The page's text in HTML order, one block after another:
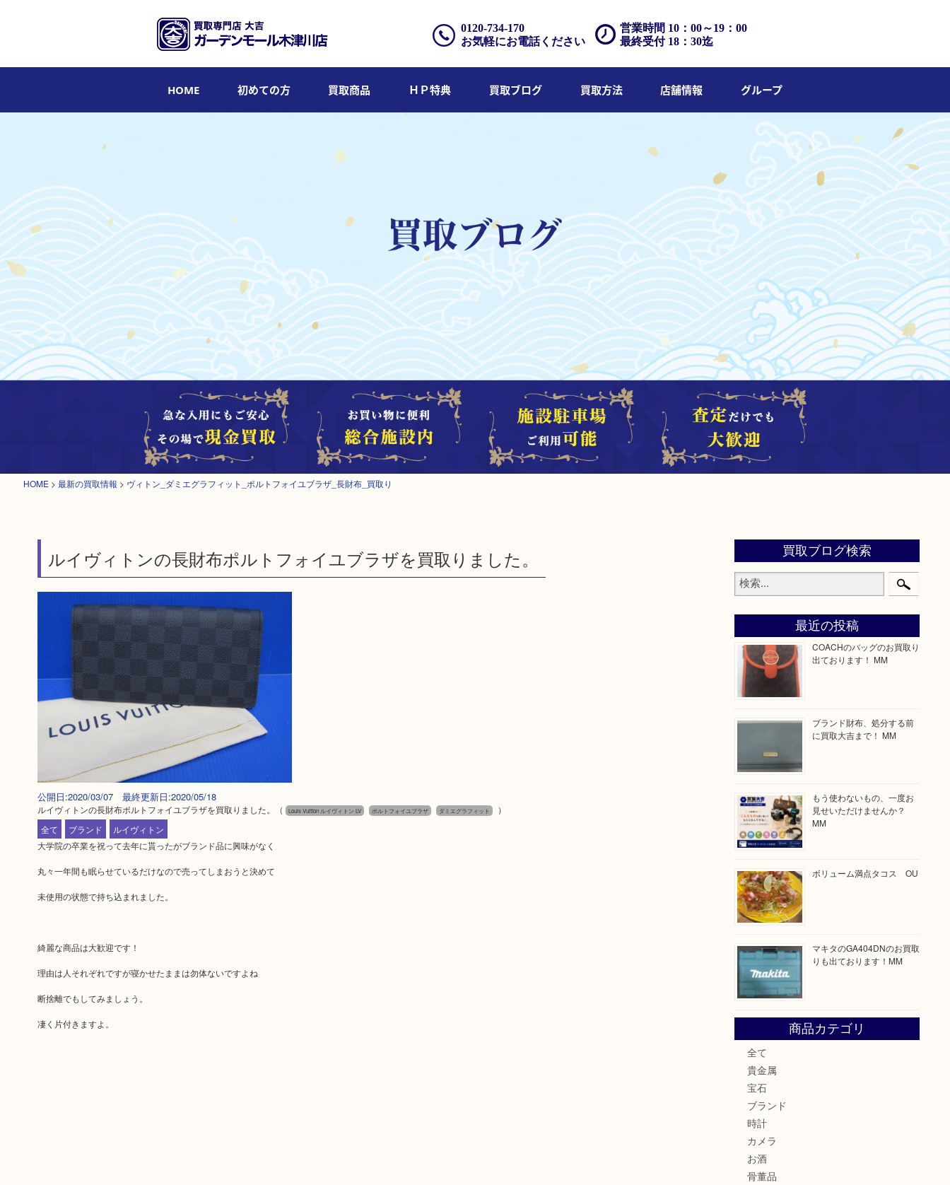
営業時間 10：00～19：00
最終受付 18：30迄
0120-734-170
お気軽にお電話ください
HOME 初めての方 買取商品 ＨＰ特典 買取ブログ 買取方法 店舗情報 グループ
HOME > 最新の買取情報 > ヴィトン_ダミエグラフィット_ポルトフォイユブラザ_長財布_買取り
ルイヴィトンの長財布ポルトフォイユブラザを買取りました。
公開日:2020/03/07 最終更新日:2020/05/18
ルイヴィトンの長財布ポルトフォイユブラザを買取りました。 （ Louis Vuitton ルイヴィトン LV ポルトフォイユブラザ ダミエグラフィット
）
全て
ブランド
ルイヴィトン
大学院の卒業を祝って去年に貰ったがブランド品に興味がなく
丸々一年間も眠らせているだけなので売ってしまおうと決めて
未使用の状態で持ち込まれました。
綺麗な商品は大歓迎です！
理由は人それぞれですが寝かせたままは勿体ないですよね
断捨離でもしてみましょう。
凄く片付きますよ。
買取ブログ検索
最近の投稿
COACHのバッグのお買取り
出ております！ MM
ブランド財布、処分する前
に買取大吉まで！ MM
もう使わないもの、一度お
見せいただけませんか？
MM
ボリューム満点タコス OU
マキタのGA404DNのお買取
りも出ております！MM
商品カテゴリ
全て
貴金属
宝石
ブランド
時計
カメラ
お酒
骨董品